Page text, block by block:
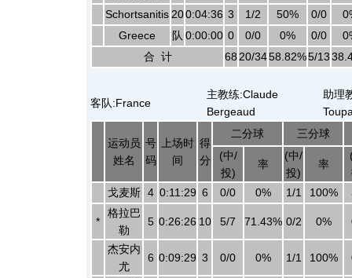
Schortsanitis 200:04:36 3 1/2 50% 0/0
Greece
队 0:00:00 0 0/0 0% 0/0
合 计
68 20/3458.82%5/13
客队:France
主教练:Claude
Bergeaud
助理
运动员
姓名
号
码
上场时
间
得
分
二分球
三分球
(中/
投)
率
(中/
投)
率
戈麦斯 4 0:11:29 6 0/0 0% 1/1 100%
*
格拉巴
勒
5 0:26:26 10 5/7 71.43% 0/2 0%
杰安内
尤
6 0:09:29 3 0/0 0% 1/1 100%